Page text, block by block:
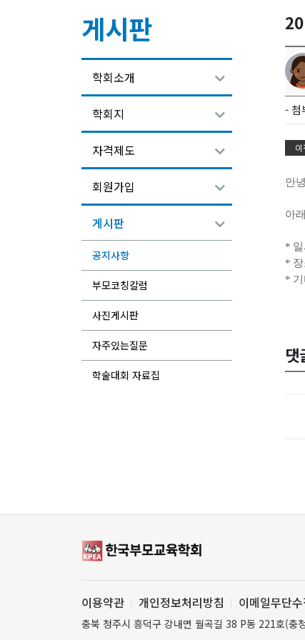
게시판
학회소개
학회지
자격제도
회원가입
게시판
공지사항
부모코칭칼럼
사진게시판
자주있는질문
학술대회 자료집
- 첨
안
아
* 일
* 장
* 기
댓
이용약관 개인정보처리방침 이메일무단
충북 청주시 흥덕구 강내면 월곡길 38 P동 221호(충